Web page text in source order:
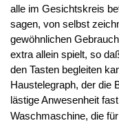
alle im Gesichtskreis
sagen, von selbst
gewöhnlichen
extra allein spielt, so
den Tasten begleiten
Haustelegraph, der die
lästige Anwesenheit
Waschmaschine, die